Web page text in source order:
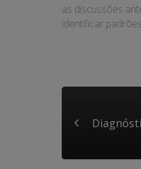
as discussões
identificar